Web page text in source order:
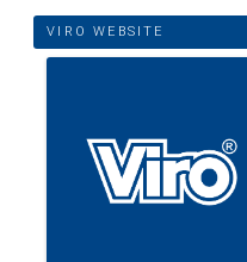
VIRO WEBSITE